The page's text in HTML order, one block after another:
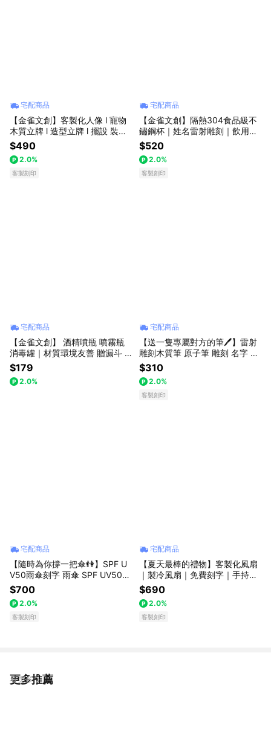
宅配商品
【金雀文創】客製化人像 l 寵物
木質立牌 l 造型立牌 l 擺設 裝飾 l
似顏繪 l 禮物 l 紀念品 l 收藏品 l
辦公小物
$490
2.0%
客製刻印
宅配商品
【金雀文創】隔熱304食品級不
鏽鋼杯｜姓名雷射雕刻｜飲用杯
露營杯 學生杯 辦公杯 ｜野餐登
山 杯子
$520
2.0%
客製刻印
宅配商品
【金雀文創】 酒精噴瓶 噴霧瓶
消毒罐｜材質環境友善 贈漏斗 2
0ml 液體分裝 卡片型噴霧 防疫
小物
$179
2.0%
宅配商品
【送一隻專屬對方的筆🖊️】雷射
雕刻木質筆 原子筆 雕刻 名字 L
OGO｜黑芯｜禮盒加購｜送老
師/送同事/交換禮物｜
$310
2.0%
客製刻印
宅配商品
【隨時為你撐一把傘👫】SPF U
V50雨傘刻字 雨傘 SPF UV50+
++反向自動傘 四色可選 晴雨傘
防曬傘 文青風格 阻擋紫外線
$700
2.0%
客製刻印
宅配商品
【夏天最棒的禮物】客製化風扇
｜製冷風扇｜免費刻字｜手持風
扇｜生日禮物｜送立體水晶貼｜
企業贈品｜畢業禮物｜可帶上飛
機
$690
2.0%
客製刻印
更多推薦
看更多